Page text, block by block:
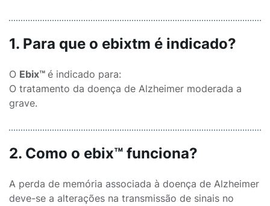
1. Para que o ebixtm é indicado?
O Ebix™ é indicado para:
O tratamento da doença de Alzheimer moderada a
grave.
2. Como o ebix™ funciona?
A perda de memória associada à doença de Alzheimer
deve-se a alterações na transmissão de sinais no